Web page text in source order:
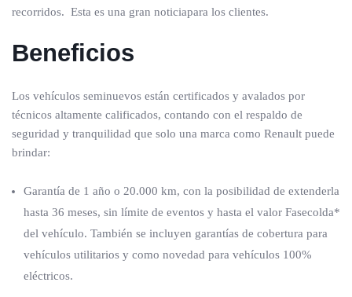
recorridos. Esta es una gran noticiapara los clientes.
Beneficios
Los vehículos seminuevos están certificados y avalados por
técnicos altamente calificados, contando con el respaldo de
seguridad y tranquilidad que solo una marca como Renault puede
brindar:
Garantía de 1 año o 20.000 km, con la posibilidad de extenderla
hasta 36 meses, sin límite de eventos y hasta el valor Fasecolda*
del vehículo. También se incluyen garantías de cobertura para
vehículos utilitarios y como novedad para vehículos 100%
eléctricos.